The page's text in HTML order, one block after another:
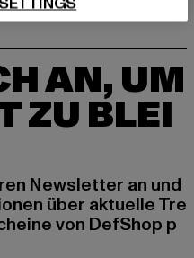
AN, UM
ZU BLEI
Newsletter an und
über aktuelle Tre
von DefShop p